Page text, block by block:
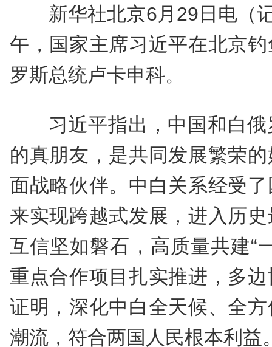
新华社北京6月29日电（
午，国家主席习近平在北京
罗斯总统卢卡申科。
习近平指出，中国和白
的真朋友，是共同发展繁荣
面战略伙伴。中白关系经受
来实现跨越式发展，进入历
互信坚如磐石，高质量共建“
重点合作项目扎实推进，多
证明，深化中白全天候、全
潮流，符合两国人民根本利益